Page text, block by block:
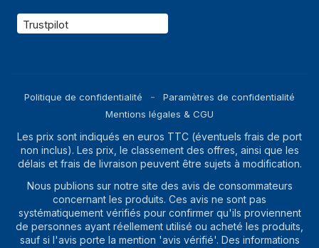
Type d'écran LCD
représentation / réalisation
Capacité nette
totale
572 L
Classe climatique SN-T
Classe d'émission
sonore
C
Trustpilot
Politique de confidentialité
Paramètres de confidentialité
Mentions légales & CGU
Les prix sont indiqués en euros TTC (éventuels frais de port
non inclus). Les prix, le classement des offres, ainsi que les
délais et frais de livraison peuvent être sujets à modification.
Nous publions sur notre site des avis de consommateurs
concernant les produits. Ces avis ne sont pas
systématiquement vérifiés pour confirmer qu'ils proviennent
de personnes ayant réellement utilisé ou acheté les produits,
sauf si l'avis porte la mention 'avis vérifié'. Des informations